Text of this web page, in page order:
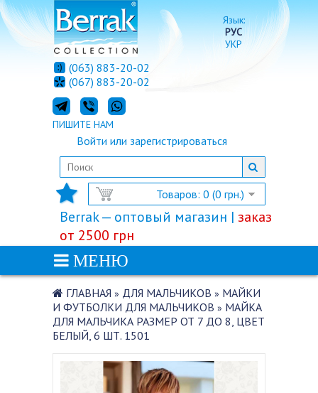
Язык:
РУС
УКР
Товаров: 0 (0 грн.)
Войти или зарегистрироваться
(063) 883-20-02
(067) 883-20-02
ПИШИТЕ НАМ
Berrak — оптовый магазин | заказ
от 2500 грн
МЕНЮ
ГЛАВНАЯ » ДЛЯ МАЛЬЧИКОВ » МАЙКИ
И ФУТБОЛКИ ДЛЯ МАЛЬЧИКОВ » МАЙКА
ДЛЯ МАЛЬЧИКА РАЗМЕР ОТ 7 ДО 8, ЦВЕТ
БЕЛЫЙ, 6 ШТ. 1501